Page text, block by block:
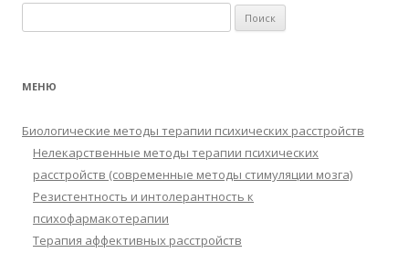
МЕНЮ
Биологические методы терапии психических расстройств
Нелекарственные методы терапии психических
расстройств (современные методы стимуляции мозга)
Резистентность и интолерантность к
психофармакотерапии
Терапия аффективных расстройств